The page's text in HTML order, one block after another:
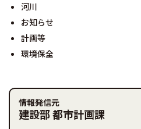
河川
お知らせ
計画等
環境保全
情報発信元
建設部 都市計画課